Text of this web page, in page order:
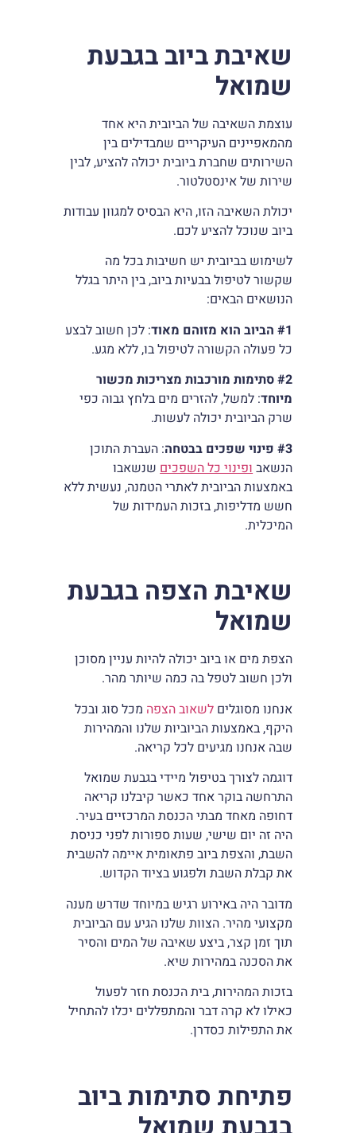
שאיבת ביוב בגבעת
שמואל
עוצמת השאיבה של הביובית היא אחד
מהמאפיינים העיקריים שמבדילים בין
השירותים שחברת ביובית יכולה להציע, לבין
שירות של אינסטלטור.
יכולת השאיבה הזו, היא הבסיס למגוון עבודות
ביוב שנוכל להציע לכם.
לשימוש בביובית יש חשיבות בכל מה
שקשור לטיפול בבעיות ביוב, בין היתר בגלל
הנושאים הבאים:
#1 הביוב הוא מזוהם מאוד: לכן חשוב לבצע
כל פעולה הקשורה לטיפול בו, ללא מגע.
#2סתימות מורכבות מצריכות מכשור
מיוחד: למשל, להזרים מים בלחץ גבוה כפי
שרק הביובית יכולה לעשות.
#3 פינוי שפכים בבטחה: העברת התוכן
הנשאב ופינוי כל השפכים שנשאבו
באמצעות הביובית לאתרי הטמנה, נעשית ללא
חשש מדליפות, בזכות העמידות של
המיכלית.
שאיבת הצפה בגבעת
שמואל
הצפת מים או ביוב יכולה להיות עניין מסוכן
ולכן חשוב לטפל בה כמה שיותר מהר.
אנחנו מסוגלים לשאוב הצפה מכל סוג ובכל
היקף, באמצעות הביוביות שלנו והמהירות
שבה אנחנו מגיעים לכל קריאה.
דוגמה לצורך בטיפול מיידי בגבעת שמואל
התרחשה בוקר אחד כאשר קיבלנו קריאה
דחופה מאחד מבתי הכנסת המרכזיים בעיר.
היה זה יום שישי, שעות ספורות לפני כניסת
השבת, והצפת ביוב פתאומית איימה להשבית
את קבלת השבת ולפגוע בציוד הקדוש.
מדובר היה באירוע רגיש במיוחד שדרש מענה
מקצועי מהיר. הצוות שלנו הגיע עם הביובית
תוך זמן קצר, ביצע שאיבה של המים והסיר
את הסכנה במהירות שיא.
בזכות המהירות, בית הכנסת חזר לפעול
כאילו לא קרה דבר והמתפללים יכלו להתחיל
את התפילות כסדרן.
פתיחת סתימות ביוב